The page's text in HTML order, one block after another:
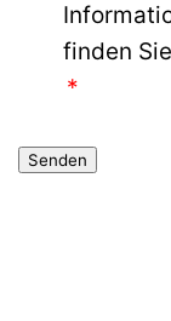
finden
Senden